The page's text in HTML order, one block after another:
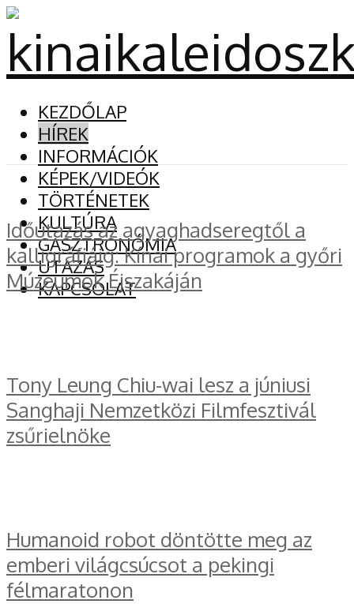
KEZDŐLAP
HÍREK
INFORMÁCIÓK
KÉPEK/VIDEÓK
TÖRTÉNETEK
KULTÚRA
GASZTRONÓMIA
UTAZÁS
KAPCSOLAT
Időutazás az agyaghadseregtől a
kalligráfiáig: Kínai programok a győri
Múzeumok Éjszakáján
Tony Leung Chiu-wai lesz a júniusi
Sanghaji Nemzetközi Filmfesztivál
zsűrielnöke
Humanoid robot döntötte meg az
emberi világcsúcsot a pekingi
félmaratonon